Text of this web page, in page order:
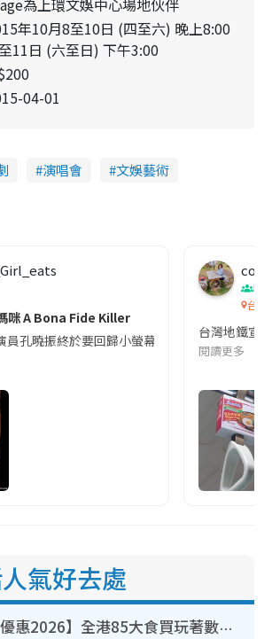
為上環文娛中心場地伙伴
年10月8至10日 (四至六) 晚上8:00
11日 (六至日) 下午3:00
04-01
演唱會 文娛藝術
咪 A Bona Fide Killer
員孔曉振終於要回歸小螢幕啦!這次的劇本改編
co
吹
台灣
台灣地鐵宣
閱讀更多
氣好去處
【8月生日優惠2026】全港85大食買玩著數攻略 自助餐/火鍋放題同行免費＋誠品/DONKI送現金券